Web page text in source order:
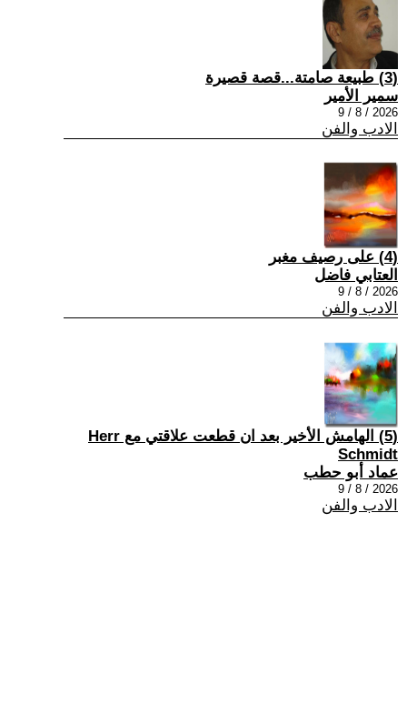
(3) طبيعة صامتة...قصة قصيرة
سمير الأمير
2026 / 8 / 9
الادب والفن
(4) على رصيف مغبر
العتابي فاضل
2026 / 8 / 9
الادب والفن
(5) الهامش الأخير بعد ان قطعت علاقتي مع Herr
Schmidt
عماد أبو حطب
2026 / 8 / 9
الادب والفن